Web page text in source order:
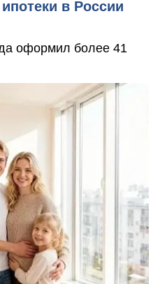
в России
оформил более 41